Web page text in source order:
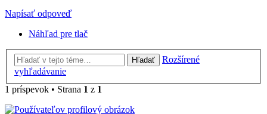
Napísať odpoveď
Náhľad pre tlač
Hľadať
Rozšírené
vyhľadávanie
1 príspevok • Strana 1 z 1